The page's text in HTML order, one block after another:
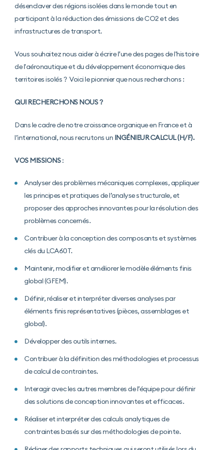
désenclaver des régions isolées dans le monde tout en
participant à la réduction des émissions de CO2 et des
infrastructures de transport.
Vous souhaitez nous aider à écrire l’une des pages de l'histoire
de l'aéronautique et du développement économique des
territoires isolés ? Voici le pionnier que nous recherchons :
QUI RECHERCHONS NOUS ?
Dans le cadre de notre croissance organique en France et à
l’international, nous recrutons un INGÉNIEUR CALCUL (H/F).
VOS MISSIONS:
Analyser des problèmes mécaniques complexes, appliquer
les principes et pratiques de l’analyse structurale, et
proposer des approches innovantes pour la résolution des
problèmes concernés.
Contribuer à la conception des composants et systèmes
clés du LCA60T.
Maintenir, modifier et améliorer le modèle éléments finis
global (GFEM).
Définir, réaliser et interpréter diverses analyses par
éléments finis représentatives (pièces, assemblages et
global).
Développer des outils internes.
Contribuer à la définition des méthodologies et processus
de calcul de contraintes.
Interagir avec les autres membres de l’équipe pour définir
des solutions de conception innovantes et efficaces.
Réaliser et interpréter des calculs analytiques de
contraintes basés sur des méthodologies de pointe.